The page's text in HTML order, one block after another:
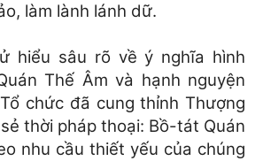
làm lành lánh dữ.
hiểu sâu rõ về ý nghĩa hình
Thế Âm và hạnh nguyện
chức đã cung thỉnh Thượng
thời pháp thoại: Bồ-tát Quán
nhu cầu thiết yếu của chúng